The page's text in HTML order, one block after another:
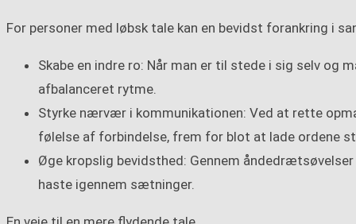
For personer med løbsk tale kan en bevidst forankring i
Skabe en indre ro: Når man er til stede i sig selv
afbalanceret rytme.
Styrke nærvær i kommunikationen: Ved at rette
følelse af forbindelse, frem for blot at lade ordene
Øge kropslig bevidsthed: Gennem
haste igennem sætninger.